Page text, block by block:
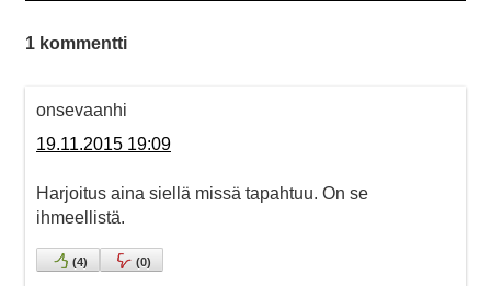
1 kommentti
onsevaanhi
19.11.2015 19:09
Harjoitus aina siellä missä tapahtuu. On se
ihmeellistä.
(4) (0)